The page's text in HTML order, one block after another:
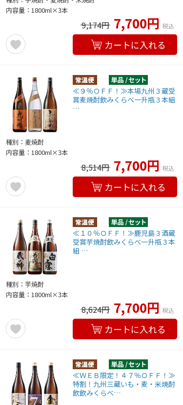
内容量：1800ml×3本
9,174円 7,700円 税込
カートに入れる
≪９％ＯＦＦ！≫本場九州３蔵受
賞麦焼酎飲みくらべ一升瓶３本組
…
種別：麦焼酎
内容量：1800ml×3本
8,514円 7,700円 税込
カートに入れる
≪１０％ＯＦＦ！≫鹿児島３酒蔵
受賞芋焼酎飲みくらべ一升瓶３本
組 …
種別：芋焼酎
内容量：1800ml×3本
8,624円 7,700円 税込
カートに入れる
≪ＷＥＢ限定！４７％ＯＦＦ！≫
特割！九州三蔵いも・麦・米焼酎
飲飲みくらべ…